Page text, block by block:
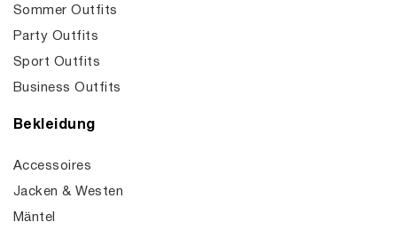
Sommer Outfits
Party Outfits
Sport Outfits
Business Outfits
Bekleidung
Accessoires
Jacken & Westen
Mäntel